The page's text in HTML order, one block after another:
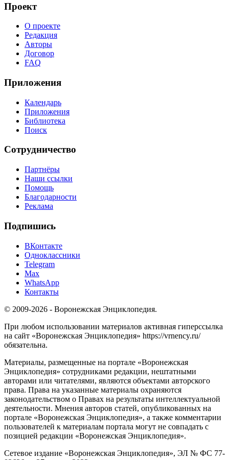
Проект
О проекте
Редакция
Авторы
Договор
FAQ
Приложения
Календарь
Приложения
Библиотека
Поиск
Сотрудничество
Партнёры
Наши ссылки
Помощь
Благодарности
Реклама
Подпишись
ВКонтакте
Одноклассники
Telegram
Max
WhatsApp
Контакты
© 2009-2026 - Воронежская Энциклопедия.
При любом использовании материалов активная гиперссылка
на сайт «Воронежская Энциклопедия» https://vrnency.ru/
обязательна.
Материалы, размещенные на портале «Воронежская
Энциклопедия» сотрудниками редакции, нештатными
авторами или читателями, являются объектами авторского
права. Права на указанные материалы охраняются
законодательством о Правах на результаты интеллектуальной
деятельности. Мнения авторов статей, опубликованных на
портале «Воронежская Энциклопедия», а также комментарии
пользователей к материалам портала могут не совпадать с
позицией редакции «Воронежская Энциклопедия».
Сетевое издание «Воронежская Энциклопедия», ЭЛ № ФС 77-